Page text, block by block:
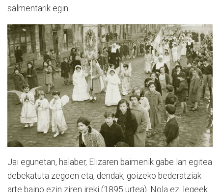
salmentarik egin.
Jai egunetan, halaber, Elizaren baimenik gabe lan egitea
debekatuta zegoen eta, dendak, goizeko bederatziak
arte baino ezin ziren ireki (1895 urtea). Nola ez, legeek